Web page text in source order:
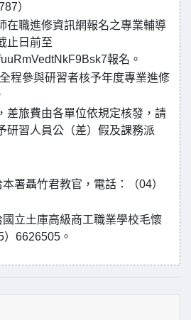
）
在職進修資訊網報名之專業輔導
止日前至
報名。
程參與研習者核予年度專業進修
差旅費由各單位依規定核發，請
研習人員公（差）假及課務派
署聶竹君教官，電話：（04）
立土庫高級商工職業學校毛懷
6626505。